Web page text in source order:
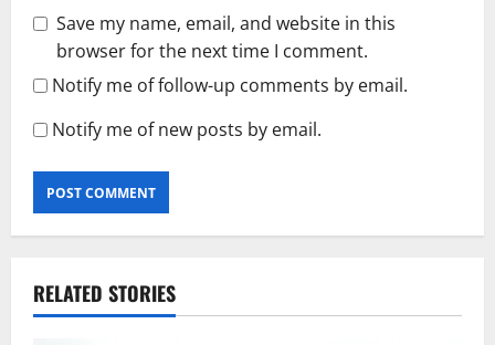
Save my name, email, and website in this
browser for the next time I comment.
Notify me of follow-up comments by email.
Notify me of new posts by email.
RELATED STORIES